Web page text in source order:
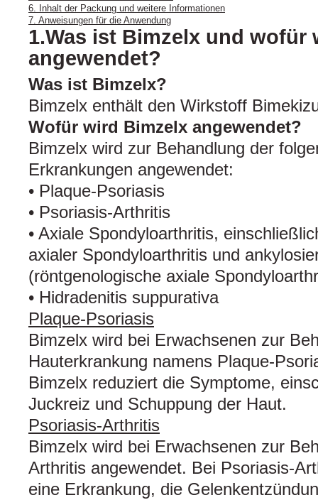
6. Inhalt der Packung und weitere Informationen
7. Anweisungen für die Anwendung
1.Was ist Bimzelx und wofür
angewendet?
Was ist Bimzelx?
Bimzelx enthält den Wirkstoff
Wofür wird Bimzelx angewendet?
Bimzelx wird zur Behandlung der
Erkrankungen angewendet:
• Plaque-Psoriasis
• Psoriasis-Arthritis
• Axiale Spondyloarthritis,
axialer Spondyloarthritis und
(röntgenologische axiale
• Hidradenitis suppurativa
Plaque-Psoriasis
Bimzelx wird bei Erwachsenen zur
Hauterkrankung namens Plaque-
Bimzelx reduziert die Symptome,
Juckreiz und Schuppung der Haut.
Psoriasis-Arthritis
Bimzelx wird bei Erwachsenen zur
Arthritis angewendet. Bei
eine Erkrankung, die